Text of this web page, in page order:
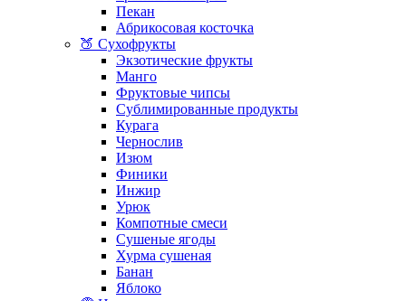
Пекан
Абрикосовая косточка
🍑 Сухофрукты
Экзотические фрукты
Манго
Фруктовые чипсы
Сублимированные продукты
Курага
Чернослив
Изюм
Финики
Инжир
Урюк
Компотные смеси
Сушеные ягоды
Хурма сушеная
Банан
Яблоко